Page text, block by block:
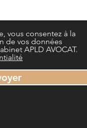
vous consentez à la
de vos données
APLD AVOCAT.